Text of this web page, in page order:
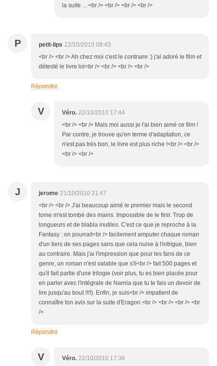
la suite ... <br /> <br /> <br /> <br />
P petit-lips 22/10/2010 08:43
<br /> <br /> Ah chez moi c'est le contraire :) j'ai adoré le film et
détesté le livre lol<br /> <br /> <br /> <br />
Répondre
V Véro. 22/10/2010 17:44
<br /> <br /> Mais moi aussi je l'ai bien aimé ce film !
Par contre, je trouve qu'en terme d'adaptation, ce
n'est pas très bon, le livre est plus riche !<br /> <br />
<br /> <br />
J jerome 21/10/2010 21:47
<br /> <br /> J'ai beaucoup aimé le premier mais le second
tome m'est tombé des mains. Impossible de le finir. Trop de
longueurs et de blabla inutiles. C'est ce que je reproche à la
Fantasy : on pourrait<br /> facilement amputer chaque roman
d'un tiers de ses pages sans que cela nuise à l'intrigue, bien
au contraire. Mais j'ai l'impression que pour les fans de ce
genre, un roman n'est valable que s'il<br /> fait 500 pages et
qu'il fait partie d'une trilogie (voir plus, tu es bien placée pour
en parler avec l'intégrale de Narnia que tu te fais un devoir de
lire jusqu'au bout !!!!). Enfin, je suis<br /> impatient de
connaître ton avis sur la suite d'Eragon.<br /> <br /> <br /> <br
/>
Répondre
V Véro. 22/10/2010 17:36